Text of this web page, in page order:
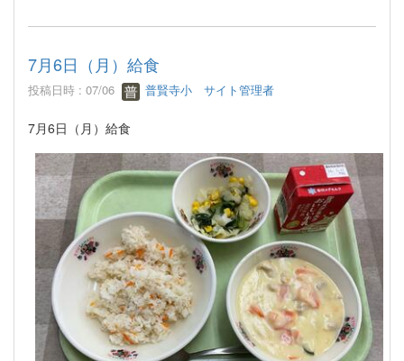
7月6日（月）給食
投稿日時 : 07/06 普賢寺小 サイト管理者
7月6日（月）給食